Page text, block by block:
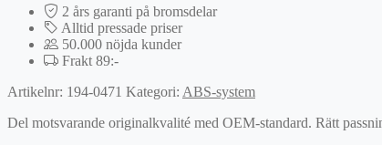
2 års garanti på bromsdelar
Alltid pressade priser
50.000 nöjda kunder
Frakt 89:-
Artikelnr: 194-0471 Kategori: ABS-system
Del motsvarande originalkvalité med OEM-standard. Rätt